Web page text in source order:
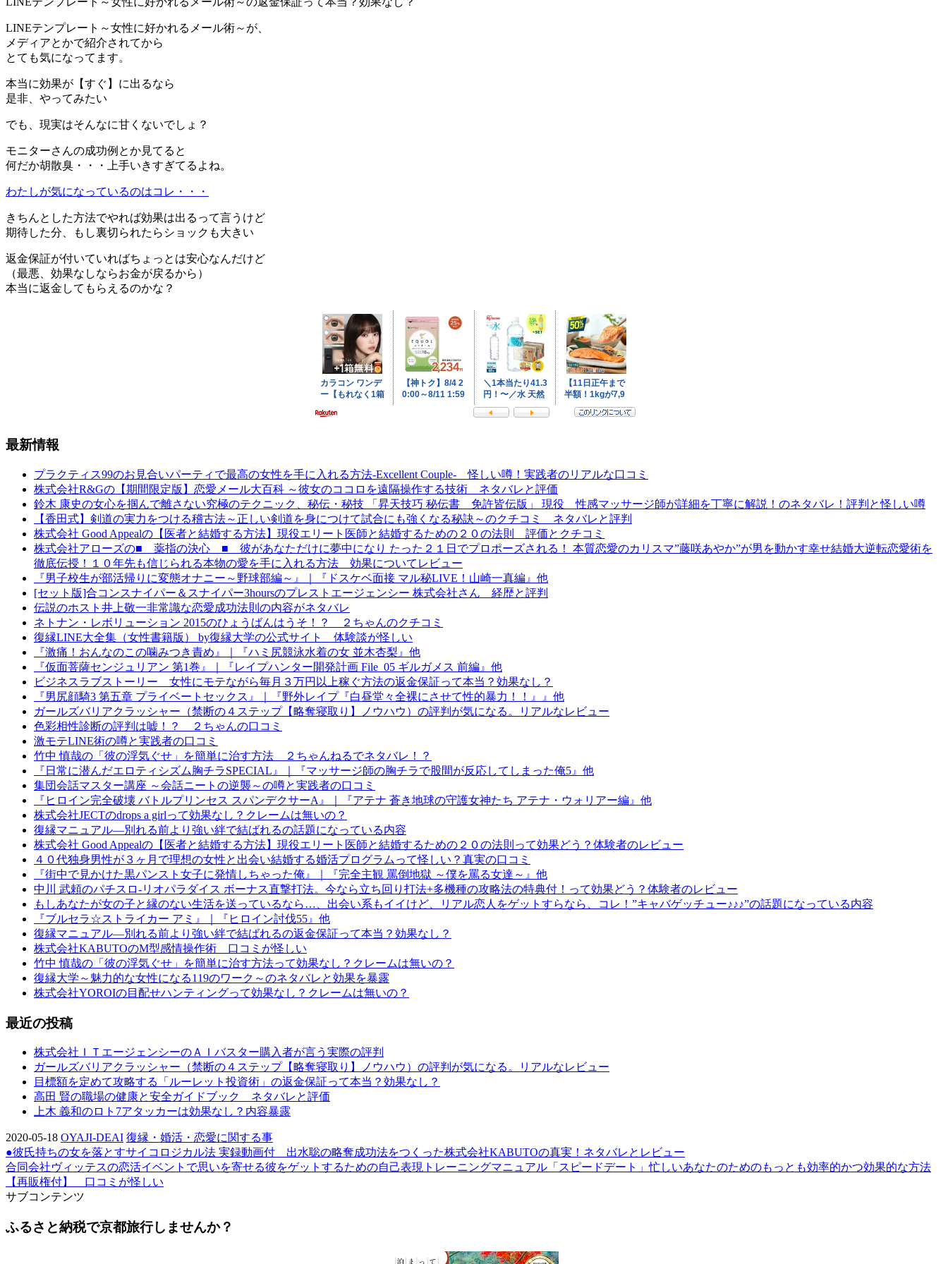
LINEテンプレート～女性に好かれるメール術～が、
メディアとかで紹介されてから
とても気になってます。
本当に効果が【すぐ】に出るなら
是非、やってみたい
でも、現実はそんなに甘くないでしょ？
モニターさんの成功例とか見てると
何だか胡散臭・・・上手いきすぎてるよね。
わたしが気になっているのはコレ・・・
きちんとした方法でやれば効果は出るって言うけど
期待した分、もし裏切られたらショックも大きい
返金保証が付いていればちょっとは安心なんだけど
（最悪、効果なしならお金が戻るから）
本当に返金してもらえるのかな？
最新情報
プラクティス99のお見合いパーティで最高の女性を手に入れる方法-Excellent Couple- 怪しい噂！実践者のリアルな口コミ
株式会社R&Gの【期間限定版】恋愛メール大百科 ～彼女のココロを遠隔操作する技術 ネタバレと評価
鈴木 康史の女心を掴んで離さない究極のテクニック、秘伝・秘技 「昇天技巧 秘伝書 免許皆伝版」 現役 性感マッサージ師が詳細を丁寧に解説！のネタバレ！評判と怪しい噂
【香田式】剣道の実力をつける稽古法～正しい剣道を身につけて試合にも強くなる秘訣～のクチコミ ネタバレと評判
株式会社 Good Appealの【医者と結婚する方法】現役エリート医師と結婚するための２０の法則 評価とクチコミ
株式会社アローズの■ 薬指の決心 ■ 彼があなただけに夢中になり たった２１日でプロポーズされる！ 本質恋愛のカリスマ”藤咲あやか”が男を動かす幸せ結婚大逆転恋愛術を
徹底伝授！１０年先も信じられる本物の愛を手に入れる方法 効果についてレビュー
『男子校生が部活帰りに変態オナニー～野球部編～』｜『ドスケベ面接 マル秘LIVE！山崎一真編』他
[セット版]合コンスナイパー＆スナイパー3hoursのプレストエージェンシー 株式会社さん 経歴と評判
伝説のホスト井上敬一非常識な恋愛成功法則の内容がネタバレ
ネトナン・レボリューション 2015のひょうばんはうそ！？ ２ちゃんのクチコミ
復縁LINE大全集（女性書籍版） by復縁大学の公式サイト 体験談が怪しい
『激痛！おんなのこの噛みつき責め』｜『ハミ尻競泳水着の女 並木杏梨』他
『仮面菩薩センジュリアン 第1巻』｜『レイプハンター開発計画 File_05 ギルガメス 前編』他
ビジネスラブストーリー 女性にモテながら毎月３万円以上稼ぐ方法の返金保証って本当？効果なし？
『男尻顔騎3 第五章 プライベートセックス』｜『野外レイプ『白昼堂々全裸にさせて性的暴力！！』』他
ガールズバリアクラッシャー（禁断の４ステップ【略奪寝取り】ノウハウ）の評判が気になる。リアルなレビュー
色彩相性診断の評判は嘘！？ ２ちゃんの口コミ
激モテLINE術の噂と実践者の口コミ
竹中 慎哉の「彼の浮気ぐせ」を簡単に治す方法 ２ちゃんねるでネタバレ！？
『日常に潜んだエロティシズム胸チラSPECIAL』｜『マッサージ師の胸チラで股間が反応してしまった俺5』他
集団会話マスター講座 ～会話ニートの逆襲～の噂と実践者の口コミ
『ヒロイン完全破壊 バトルプリンセス スパンデクサーA』｜『アテナ 蒼き地球の守護女神たち アテナ・ウォリアー編』他
株式会社JECTのdrops a girlって効果なし？クレームは無いの？
復縁マニュアル―別れる前より強い絆で結ばれるの話題になっている内容
株式会社 Good Appealの【医者と結婚する方法】現役エリート医師と結婚するための２０の法則って効果どう？体験者のレビュー
４０代独身男性が３ヶ月で理想の女性と出会い結婚する婚活プログラムって怪しい？真実の口コミ
『街中で見かけた黒パンスト女子に発情しちゃった俺』｜『完全主観 罵倒地獄 ～僕を罵る女達～』他
中川 武頼のパチスロ-リオパラダイス ボーナス直撃打法。今なら立ち回り打法+多機種の攻略法の特典付！って効果どう？体験者のレビュー
もしあなたが女の子と縁のない生活を送っているなら…、出会い系もイイけど、リアル恋人をゲットすらなら、コレ！”キャバゲッチュー♪♪♪”の話題になっている内容
『ブルセラ☆ストライカー アミ』｜『ヒロイン討伐55』他
復縁マニュアル―別れる前より強い絆で結ばれるの返金保証って本当？効果なし？
株式会社KABUTOのM型感情操作術 口コミが怪しい
竹中 慎哉の「彼の浮気ぐせ」を簡単に治す方法って効果なし？クレームは無いの？
復縁大学～魅力的な女性になる119のワーク～のネタバレと効果を暴露
株式会社YOROIの目配せハンティングって効果なし？クレームは無いの？
最近の投稿
株式会社ＩＴエージェンシーのＡＩバスター購入者が言う実際の評判
ガールズバリアクラッシャー（禁断の４ステップ【略奪寝取り】ノウハウ）の評判が気になる。リアルなレビュー
目標額を定めて攻略する「ルーレット投資術」の返金保証って本当？効果なし？
高田 賢の職場の健康と安全ガイドブック ネタバレと評価
上木 義和のロト7アタッカーは効果なし？内容暴露
2020-05-18 OYAJI-DEAI 復縁・婚活・恋愛に関する事
●彼氏持ちの女を落とすサイコロジカル法 実録動画付 出水聡の略奪成功法をつくった株式会社KABUTOの真実！ネタバレとレビュー
合同会社ヴィッテスの恋活イベントで思いを寄せる彼をゲットするための自己表現トレーニングマニュアル「スピードデート」忙しいあなたのためのもっとも効率的かつ効果的な方法
【再販権付】 口コミが怪しい
サブコンテンツ
ふるさと納税で京都旅行しませんか？